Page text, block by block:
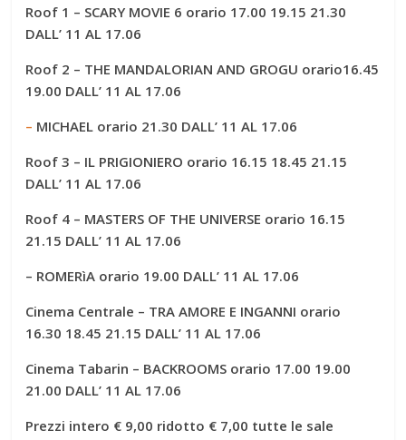
Roof 1 – SCARY MOVIE 6 orario 17.00 19.15 21.30
DALL’ 11 AL 17.06
Roof 2 – THE MANDALORIAN AND GROGU orario16.45
19.00 DALL’ 11 AL 17.06
– MICHAEL orario 21.30 DALL’ 11 AL 17.06
Roof 3 – IL PRIGIONIERO orario 16.15 18.45 21.15
DALL’ 11 AL 17.06
Roof 4 – MASTERS OF THE UNIVERSE orario 16.15
21.15 DALL’ 11 AL 17.06
– ROMERìA orario 19.00 DALL’ 11 AL 17.06
Cinema Centrale – TRA AMORE E INGANNI orario
16.30 18.45 21.15 DALL’ 11 AL 17.06
Cinema Tabarin – BACKROOMS orario 17.00 19.00
21.00 DALL’ 11 AL 17.06
Prezzi intero € 9,00 ridotto € 7,00 tutte le sale